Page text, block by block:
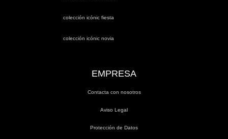
colección icónic fiesta
colección icónic novia
EMPRESA
Contacta con nosotros
Aviso Legal
Protección de Datos